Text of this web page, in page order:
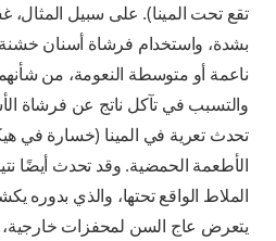
تقع تحت المينا). على سبيل المثال،
بشدة، واستخدام فرشاة أسنان
ناعمة أو متوسطة النعومة، من
والتسبب في تآكل ناتج عن فرشاة
تحدث تعرية في المينا (خسارة في
الأطعمة الحمضية. وقد تحدث أيضًا
الملاط الواقع تحتها، والذي
يتعرض عاج السن لمحفزات